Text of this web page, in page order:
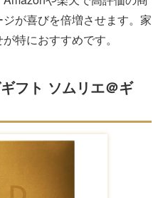
が喜びを倍増させます。家
特におすすめです。
フト ソムリエ＠ギ